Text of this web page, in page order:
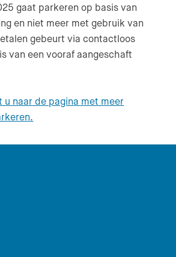
gaat parkeren op basis van
en niet meer met gebruik van
gebeurt via contactloos
van een vooraf aangeschaft
u naar de pagina met meer